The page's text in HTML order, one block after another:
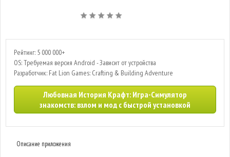
Рейтинг: 5 000 000+
OS: Требуемая версия Android - Зависит от устройства
Разработчик: Fat Lion Games: Crafting & Building Adventure
Любовная История Крафт: Игра-Симулятор
знакомств: взлом и мод с быстрой установкой
Описание приложения